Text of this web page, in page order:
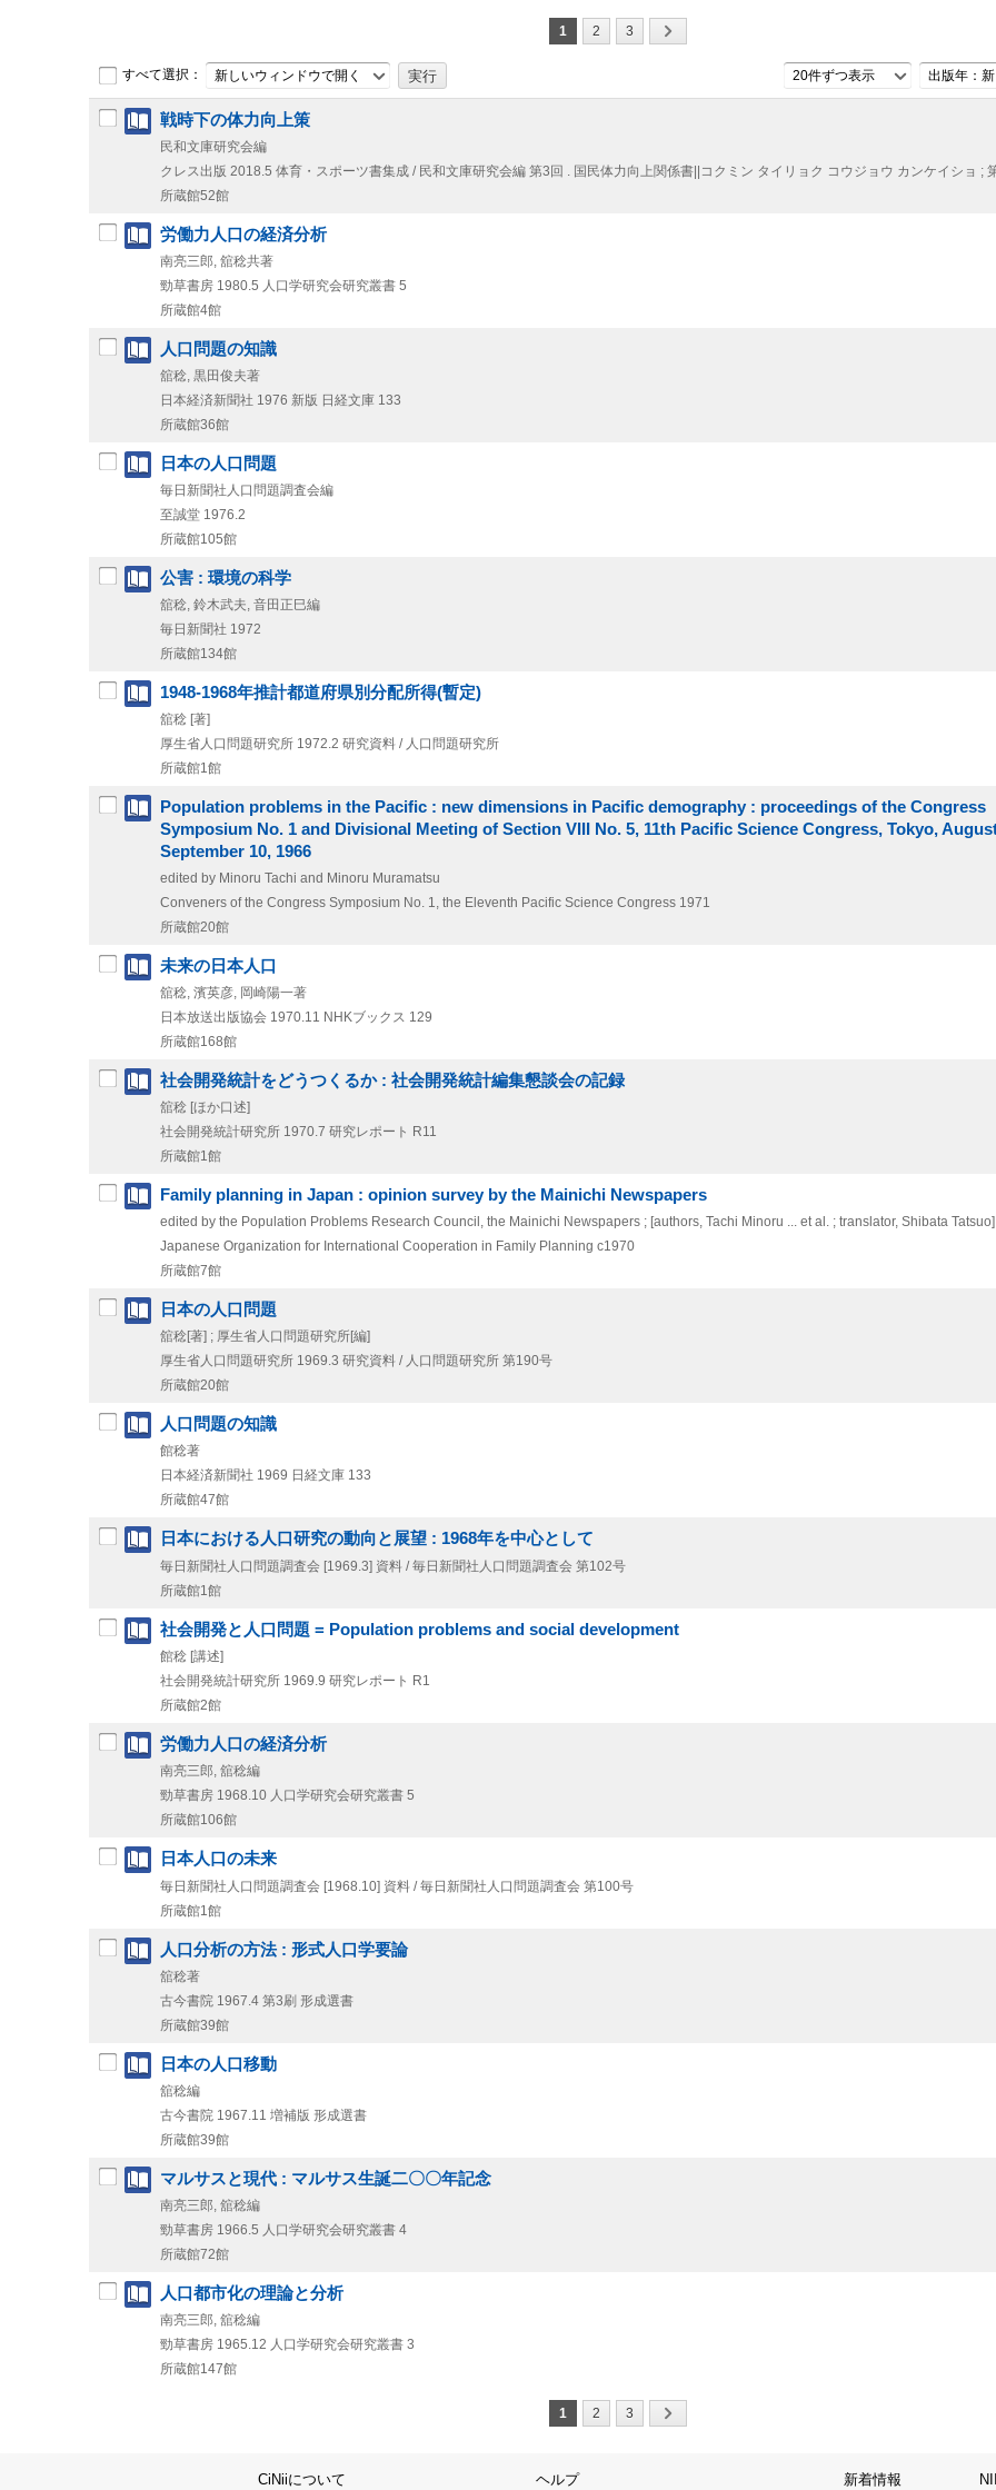
1 2 3
すべて選択： 新しいウィンドウで開く 20件ずつ表示 出版年：
戦時下の体力向上策
民和文庫研究会編
クレス出版 2018.5 体育・スポーツ書集成 / 民和文庫研究会編 第3回 . 国民体力向上関係書||コクミン タイリョク コウジョウ カンケイショ ;
所蔵館52館
労働力人口の経済分析
南亮三郎, 舘稔共著
勁草書房 1980.5 人口学研究会研究叢書 5
所蔵館4館
人口問題の知識
舘稔, 黒田俊夫著
日本経済新聞社 1976 新版 日経文庫 133
所蔵館36館
日本の人口問題
毎日新聞社人口問題調査会編
至誠堂 1976.2
所蔵館105館
公害 : 環境の科学
舘稔, 鈴木武夫, 音田正巳編
毎日新聞社 1972
所蔵館134館
1948-1968年推計都道府県別分配所得(暫定)
舘稔 [著]
厚生省人口問題研究所 1972.2 研究資料 / 人口問題研究所
所蔵館1館
Population problems in the Pacific : new dimensions in Pacific demography : proceedings of the Congress
Symposium No. 1 and Divisional Meeting of Section VIII No. 5, 11th Pacific Science Congress, Tokyo,
September 10, 1966
edited by Minoru Tachi and Minoru Muramatsu
Conveners of the Congress Symposium No. 1, the Eleventh Pacific Science Congress 1971
所蔵館20館
未来の日本人口
舘稔, 濱英彦, 岡崎陽一著
日本放送出版協会 1970.11 NHKブックス 129
所蔵館168館
社会開発統計をどうつくるか : 社会開発統計編集懇談会の記録
舘稔 [ほか口述]
社会開発統計研究所 1970.7 研究レポート R11
所蔵館1館
Family planning in Japan : opinion survey by the Mainichi Newspapers
edited by the Population Problems Research Council, the Mainichi Newspapers ; [authors, Tachi Minoru ... et al. ; translator, Shibata Tatsuo]
Japanese Organization for International Cooperation in Family Planning c1970
所蔵館7館
日本の人口問題
舘稔[著] ; 厚生省人口問題研究所[編]
厚生省人口問題研究所 1969.3 研究資料 / 人口問題研究所 第190号
所蔵館20館
人口問題の知識
館稔著
日本経済新聞社 1969 日経文庫 133
所蔵館47館
日本における人口研究の動向と展望 : 1968年を中心として
毎日新聞社人口問題調査会 [1969.3] 資料 / 毎日新聞社人口問題調査会 第102号
所蔵館1館
社会開発と人口問題 = Population problems and social development
館稔 [講述]
社会開発統計研究所 1969.9 研究レポート R1
所蔵館2館
労働力人口の経済分析
南亮三郎, 舘稔編
勁草書房 1968.10 人口学研究会研究叢書 5
所蔵館106館
日本人口の未来
毎日新聞社人口問題調査会 [1968.10] 資料 / 毎日新聞社人口問題調査会 第100号
所蔵館1館
人口分析の方法 : 形式人口学要論
舘稔著
古今書院 1967.4 第3刷 形成選書
所蔵館39館
日本の人口移動
舘稔編
古今書院 1967.11 増補版 形成選書
所蔵館39館
マルサスと現代 : マルサス生誕二〇〇年記念
南亮三郎, 舘稔編
勁草書房 1966.5 人口学研究会研究叢書 4
所蔵館72館
人口都市化の理論と分析
南亮三郎, 舘稔編
勁草書房 1965.12 人口学研究会研究叢書 3
所蔵館147館
1 2 3
CiNiiについて ヘルプ 新着情報